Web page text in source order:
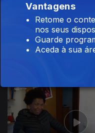
Vantagens
Retome o
nos seus
Guarde
Aceda à sua